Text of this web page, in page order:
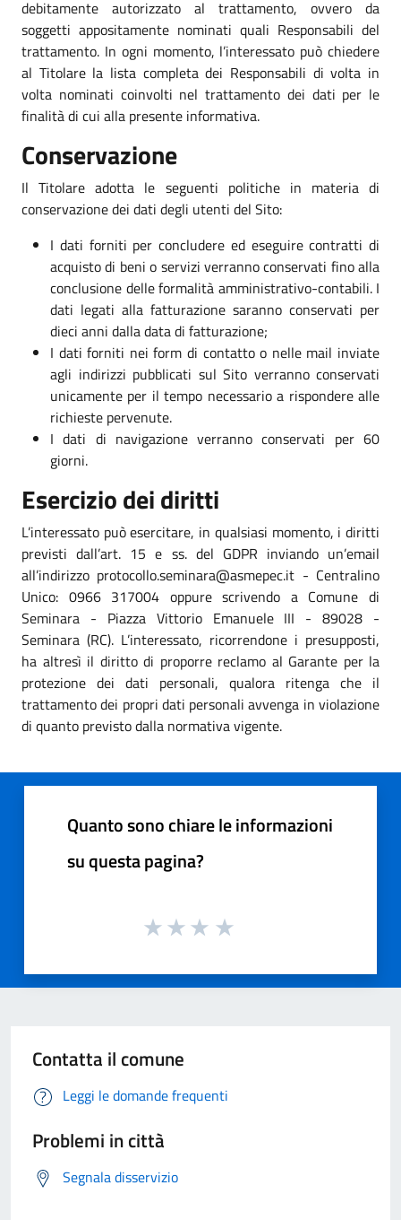
debitamente autorizzato al trattamento, ovvero da
soggetti appositamente nominati quali Responsabili del
trattamento. In ogni momento, l’interessato può chiedere
al Titolare la lista completa dei Responsabili di volta in
volta nominati coinvolti nel trattamento dei dati per le
finalità di cui alla presente informativa.
Conservazione
Il Titolare adotta le seguenti politiche in materia di
conservazione dei dati degli utenti del Sito:
I dati forniti per concludere ed eseguire contratti di
acquisto di beni o servizi verranno conservati fino alla
conclusione delle formalità amministrativo-contabili. I
dati legati alla fatturazione saranno conservati per
dieci anni dalla data di fatturazione;
I dati forniti nei form di contatto o nelle mail inviate
agli indirizzi pubblicati sul Sito verranno conservati
unicamente per il tempo necessario a rispondere alle
richieste pervenute.
I dati di navigazione verranno conservati per 60
giorni.
Esercizio dei diritti
L’interessato può esercitare, in qualsiasi momento, i diritti
previsti dall’art. 15 e ss. del GDPR inviando un’email
all’indirizzo protocollo.seminara@asmepec.it - Centralino
Unico: 0966 317004 oppure scrivendo a Comune di
Seminara - Piazza Vittorio Emanuele III - 89028 -
Seminara (RC). L’interessato, ricorrendone i presupposti,
ha altresì il diritto di proporre reclamo al Garante per la
protezione dei dati personali, qualora ritenga che il
trattamento dei propri dati personali avvenga in violazione
di quanto previsto dalla normativa vigente.
Quanto sono chiare le informazioni
su questa pagina?
Contatta il comune
Leggi le domande frequenti
Problemi in città
Segnala disservizio